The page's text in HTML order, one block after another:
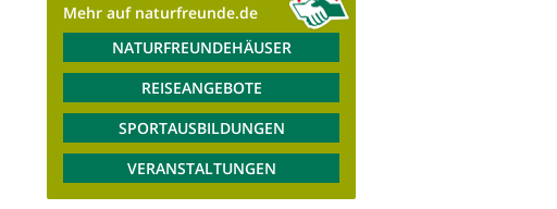
Mehr auf naturfreunde.de
NATURFREUNDEHÄUSER
REISEANGEBOTE
SPORTAUSBILDUNGEN
VERANSTALTUNGEN